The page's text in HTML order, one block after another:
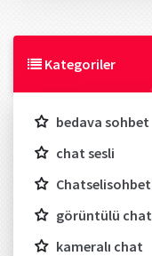
Kategoriler
bedava sohbet
chat sesli
Chatselisohbet
görüntülü chat
kameralı chat